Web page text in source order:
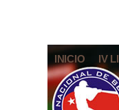
INICIO IV